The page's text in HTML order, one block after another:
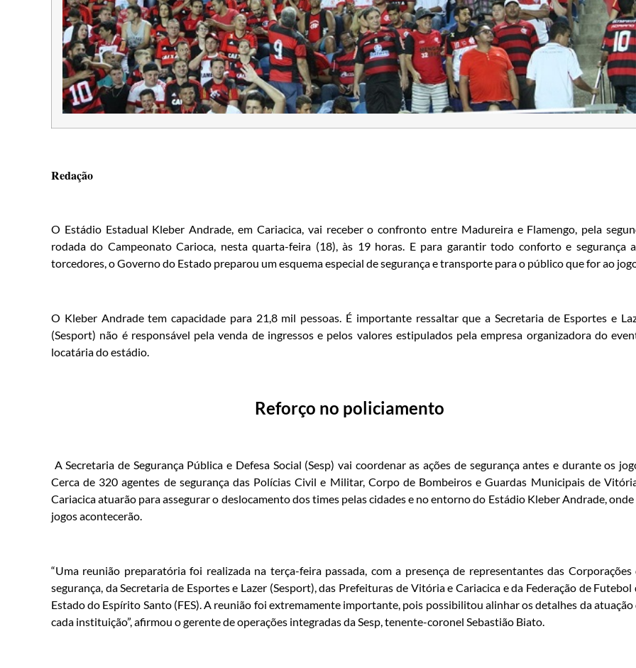
Redação
O Estádio Estadual Kleber Andrade, em Cariacica, vai receber o confronto entre Madureira e Flamengo, pela
rodada do Campeonato Carioca, nesta quarta-feira (18), às 19 horas. E para garantir todo conforto e segurança
torcedores, o Governo do Estado preparou um esquema especial de segurança e transporte para o público que for ao
O Kleber Andrade tem capacidade para 21,8 mil pessoas. É importante ressaltar que a Secretaria de Esportes e
(Sesport) não é responsável pela venda de ingressos e pelos valores estipulados pela empresa organizadora do
locatária do estádio.
Reforço no policiamento
A Secretaria de Segurança Pública e Defesa Social (Sesp) vai coordenar as ações de segurança antes e durante os
Cerca de 320 agentes de segurança das Polícias Civil e Militar, Corpo de Bombeiros e Guardas Municipais de
Cariacica atuarão para assegurar o deslocamento dos times pelas cidades e no entorno do Estádio Kleber Andrade, onde
jogos acontecerão.
“Uma reunião preparatória foi realizada na terça-feira passada, com a presença de representantes das Corporações
segurança, da Secretaria de Esportes e Lazer (Sesport), das Prefeituras de Vitória e Cariacica e da Federação de Futebol
Estado do Espírito Santo (FES). A reunião foi extremamente importante, pois possibilitou alinhar os detalhes da atuação
cada instituição”, afirmou o gerente de operações integradas da Sesp, tenente-coronel Sebastião Biato.